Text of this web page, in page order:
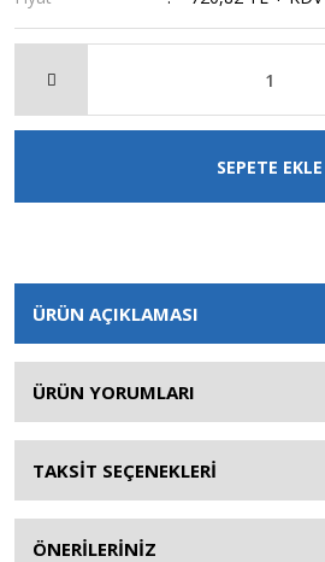
SEPETE EKLE
ÜRÜN AÇIKLAMASI
ÜRÜN YORUMLARI
TAKSİT SEÇENEKLERİ
ÖNERİLERİNİZ